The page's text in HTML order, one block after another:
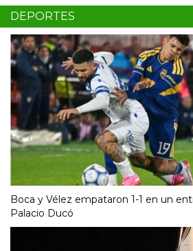
DEPORTES
Boca y Vélez empataron 1-1 en un
Palacio Ducó